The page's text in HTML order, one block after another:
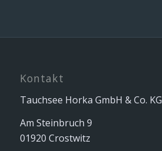
Kontakt
Tauchsee Horka GmbH & Co. KG
Am Steinbruch 9
01920 Crostwitz